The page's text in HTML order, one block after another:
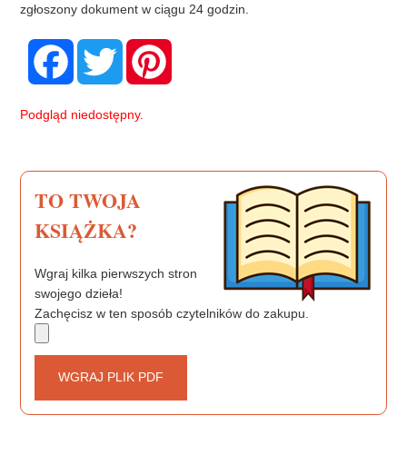
zgłoszony dokument w ciągu 24 godzin.
F
o
T
w
e
Podgląd niedostępny.
TO TWOJA
KSIĄŻKA?
Wgraj kilka pierwszych stron
swojego dzieła!
Zachęcisz w ten sposób czytelników do zakupu.
WGRAJ PLIK PDF